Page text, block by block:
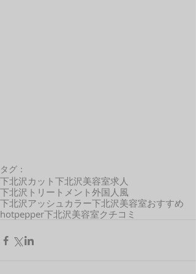
タグ：
下北沢カット 下北沢美容室求人
下北沢トリートメント 外国人風
下北沢アッシュカラー下北沢美容室おすすめ
hotpepper下北沢美容室クチコミ